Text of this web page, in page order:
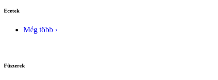
Ecetek
Még több ›
Fûszerek